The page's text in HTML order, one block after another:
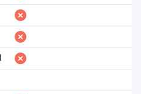
fehlt
fehlt
fehlt